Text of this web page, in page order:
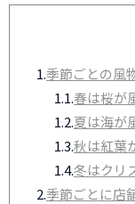
1.季節ごとの風
1.1.春は桜が
1.2.夏は海が
1.3.秋は紅葉
1.4.冬はクリ
2.季節ごとに店